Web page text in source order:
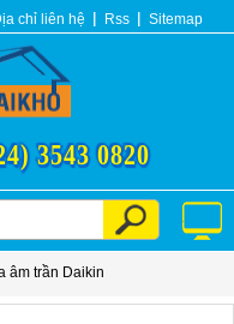
chỉ liên hệ Rss Sitemap
3543 0820
âm trần Daikin